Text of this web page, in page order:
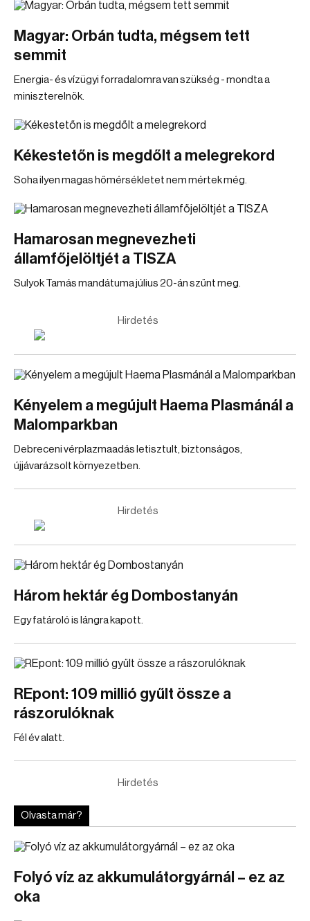
Magyar: Orbán tudta, mégsem tett
semmit
Energia- és vízügyi forradalomra van szükség - mondta a
miniszterelnök.
Kékestetőn is megdőlt a melegrekord
Soha ilyen magas hőmérsékletet nem mértek még.
Hamarosan megnevezheti
államfőjelöltjét a TISZA
Sulyok Tamás mandátuma július 20-án szűnt meg.
Hirdetés
Kényelem a megújult Haema Plasmánál a
Malomparkban
Debreceni vérplazmaadás letisztult, biztonságos,
újjávarázsolt környezetben.
Hirdetés
Három hektár ég Dombostanyán
Egy fatároló is lángra kapott.
REpont: 109 millió gyűlt össze a
rászorulóknak
Fél év alatt.
Hirdetés
Olvasta már?
Folyó víz az akkumulátorgyárnál – ez az
oka